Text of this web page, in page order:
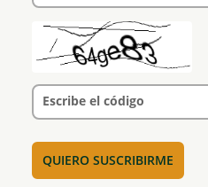
Escribe el código